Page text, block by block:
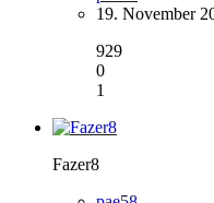
19. November
929
0
1
Fazer8